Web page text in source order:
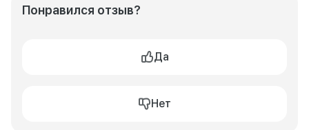
Понравился отзыв?
Да
Нет